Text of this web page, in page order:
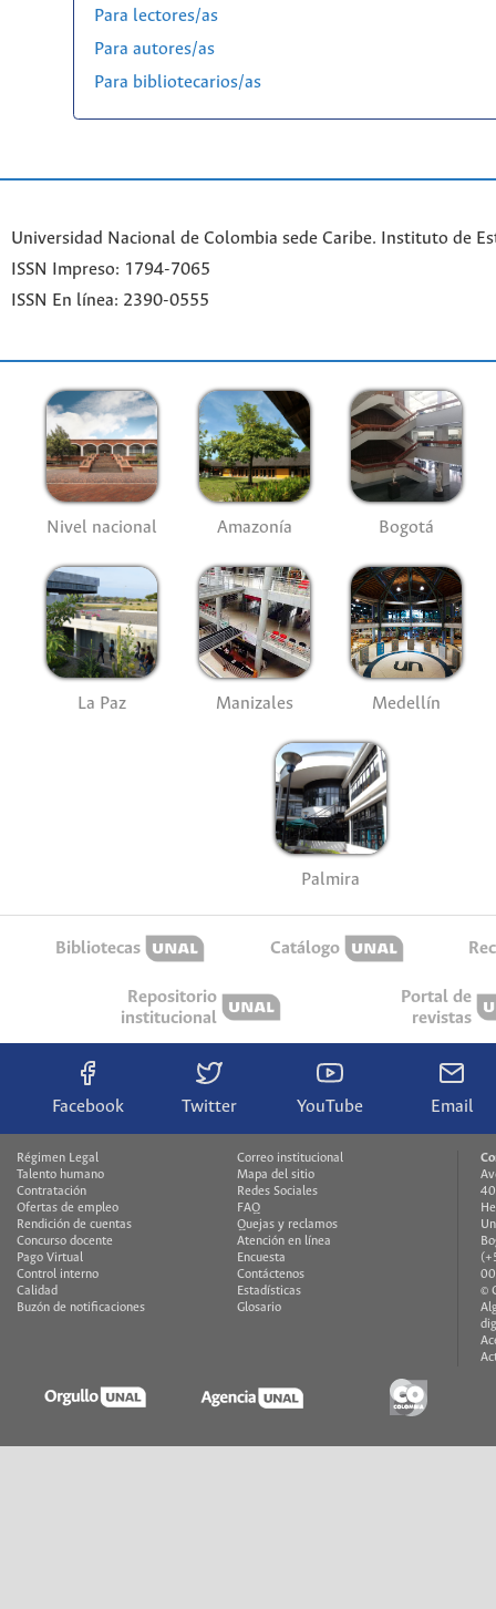
Para lectores/as
Para autores/as
Para bibliotecarios/as
Universidad Nacional de Colombia sede Caribe. Instituto de
ISSN Impreso: 1794-7065
ISSN En línea: 2390-0555
Nivel nacional Amazonía Bogotá
La Paz Manizales Medellín
Palmira
Bibliotecas Catálogo
Repositorio
institucional
Portal de
revistas
Facebook Twitter YouTube Email
Régimen Legal
Talento humano
Contratación
Ofertas de empleo
Rendición de cuentas
Concurso docente
Pago Virtual
Control interno
Calidad
Buzón de notificaciones
Correo institucional
Mapa del sitio
Redes Sociales
FAQ
Quejas y reclamos
Atención en línea
Encuesta
Contáctenos
Estadísticas
Glosario
©